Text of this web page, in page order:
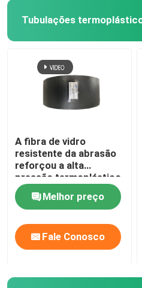
A fibra de vidro
resistente da abrasão
reforçou a alta
pressão termoplástico
das tubulações
Melhor preço
Fale Conosco